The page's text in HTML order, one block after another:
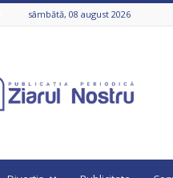
sâmbătă, 08 august 2026